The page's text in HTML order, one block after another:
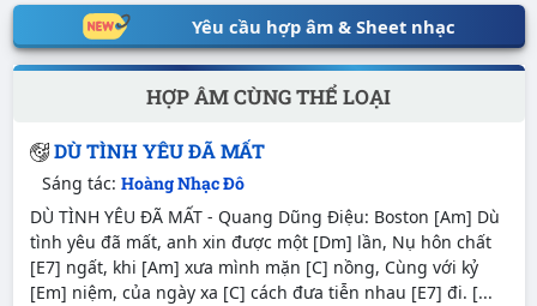
Yêu cầu hợp âm & Sheet nhạc
HỢP ÂM CÙNG THỂ LOẠI
DÙ TÌNH YÊU ĐÃ MẤT
Sáng tác: Hoàng Nhạc Đô
DÙ TÌNH YÊU ĐÃ MẤT - Quang Dũng Điệu: Boston [Am] Dù
tình yêu đã mất, anh xin được một [Dm] lần, Nụ hôn chất
[E7] ngất, khi [Am] xưa mình mặn [C] nồng, Cùng với kỷ
[Em] niệm, của ngày xa [C] cách đưa tiễn nhau [E7] đi. [...